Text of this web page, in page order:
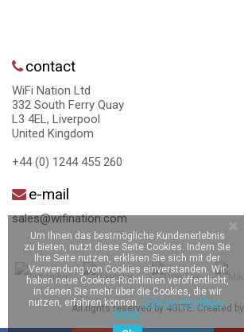
contact
WiFi Nation Ltd
332 South Ferry Quay
L3 4EL, Liverpool
United Kingdom
+44 (0) 1244 455 260
e-mail
sales@wifination.com
All rights reserved by 4GLTE. Created by
Um Ihnen das bestmögliche Kundenerlebnis
zu bieten, nutzt diese Seite Cookies. Indem Sie
Ihre Seite nutzen, erklären Sie sich mit der
Verwendung von Cookies einverstanden. Wir
haben neue Cookies-Richtlinien veröffentlicht,
in denen Sie mehr über die Cookies, die wir
nutzen, erfahren können. Cookies-Richtlinien
lesen.